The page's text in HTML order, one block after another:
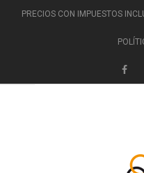
PRECIOS CON IMPUESTOS